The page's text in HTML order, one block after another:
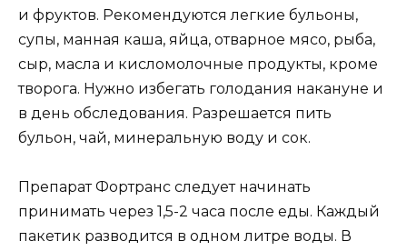
и фруктов. Рекомендуются легкие бульоны,
супы, манная каша, яйца, отварное мясо, рыба,
сыр, масла и кисломолочные продукты, кроме
творога. Нужно избегать голодания накануне и
в день обследования. Разрешается пить
бульон, чай, минеральную воду и сок.
Препарат Фортранс следует начинать
принимать через 1,5-2 часа после еды. Каждый
пакетик разводится в одном литре воды. В